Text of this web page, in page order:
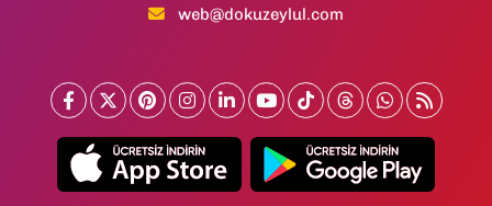
web@dokuzeylul.com